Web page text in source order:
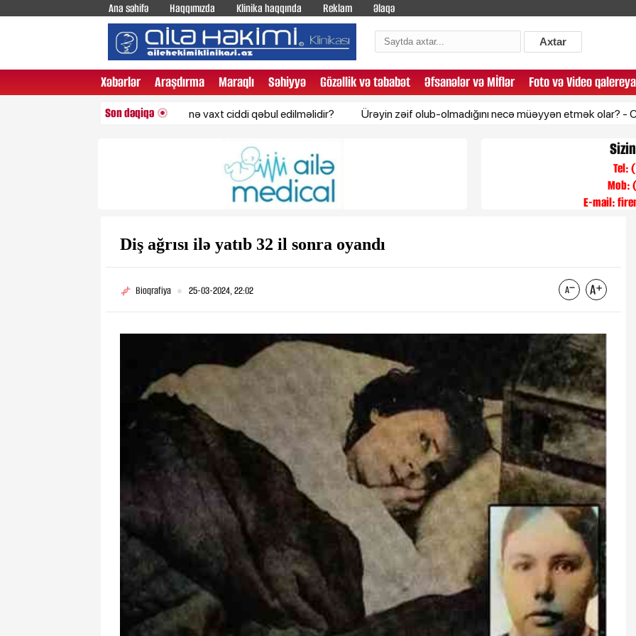
Ana səhifə Haqqımızda Klinika haqqında Reklam Əlaqə
Axtar
Xəbərlər Araşdırma Maraqlı Səhiyyə Gözəllik və təbabət Əfsanələr və Mİflər Foto və Video qalereya
Son dəqiqə
Gecə tərləmələri nə vaxt ciddi qəbul edilməlidir? Ürəyin zəif olub-olmadığını necə müəyyən etmək olar? - Cərrah
Tel:
Mob:
E-mail:
Diş ağrısı ilə yatıb 32 il sonra oyandı
Bioqrafiya 25-03-2024, 22:02
Gecələr çığırmaq və əl-qol atmaq
təhlükəli xəstəliyin əlaməti ola
bilər
Gecə tərləmələri nə vaxt ciddi
qəbul edilməlidir?